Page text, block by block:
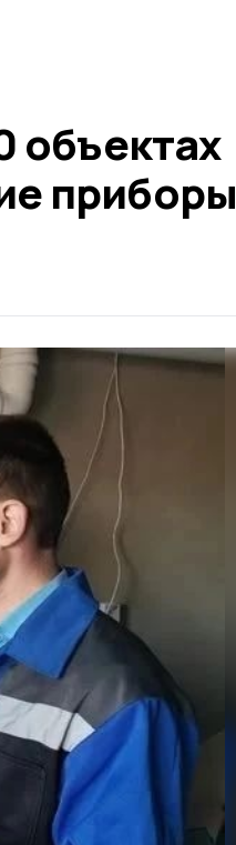
объектах
приборы